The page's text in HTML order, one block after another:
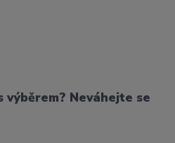
Neváhejte se